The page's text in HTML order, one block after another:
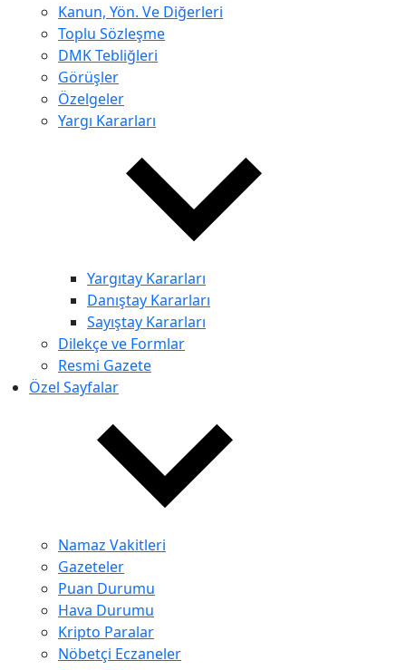
Kanun, Yön. Ve Diğerleri
Toplu Sözleşme
DMK Tebliğleri
Görüşler
Özelgeler
Yargı Kararları
Yargıtay Kararları
Danıştay Kararları
Sayıştay Kararları
Dilekçe ve Formlar
Resmi Gazete
Özel Sayfalar
Namaz Vakitleri
Gazeteler
Puan Durumu
Hava Durumu
Kripto Paralar
Nöbetçi Eczaneler